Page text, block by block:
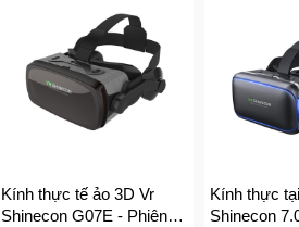
Kính thực tế ảo 3D Vr
Shinecon G07E - Phiên
Kính thực
Shinecon